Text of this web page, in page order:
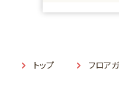
トップ フロア